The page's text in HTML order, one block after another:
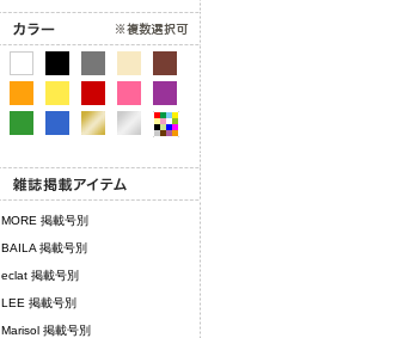
MORE 掲載号別
BAILA 掲載号別
eclat 掲載号別
LEE 掲載号別
Marisol 掲載号別